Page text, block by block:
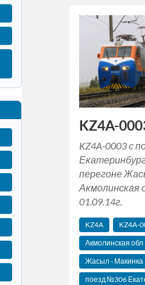
KZ4A-
KZ4A-0003 с
перегоне
Акмолинская
01.09.14г.
KZ4A
KZ4A-
Акмолинская обл
Жасыл - Макинка
поезд №306